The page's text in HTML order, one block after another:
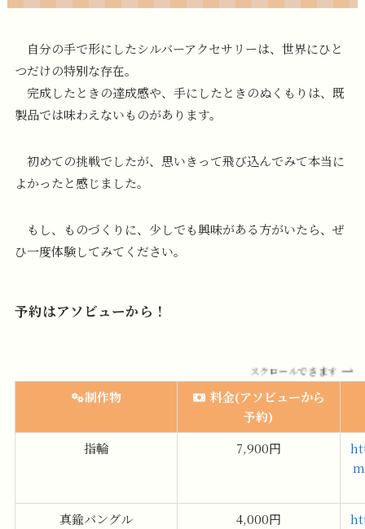
自分の手で形にしたシルバーアクセサリーは、世界にひと
つだけの特別な存在。
完成したときの達成感や、手にしたときのぬくもりは、既
製品では味わえないものがあります。
初めての挑戦でしたが、思いきって飛び込んでみて本当に
よかったと感じました。
もし、ものづくりに、少しでも興味がある方がいたら、ぜ
ひ一度体験してみてください。
予約はアソビューから！
スクロールできます
制作物
料金(アソビューから
予約)
指輪
7,900円
真鍮バングル 4,000円